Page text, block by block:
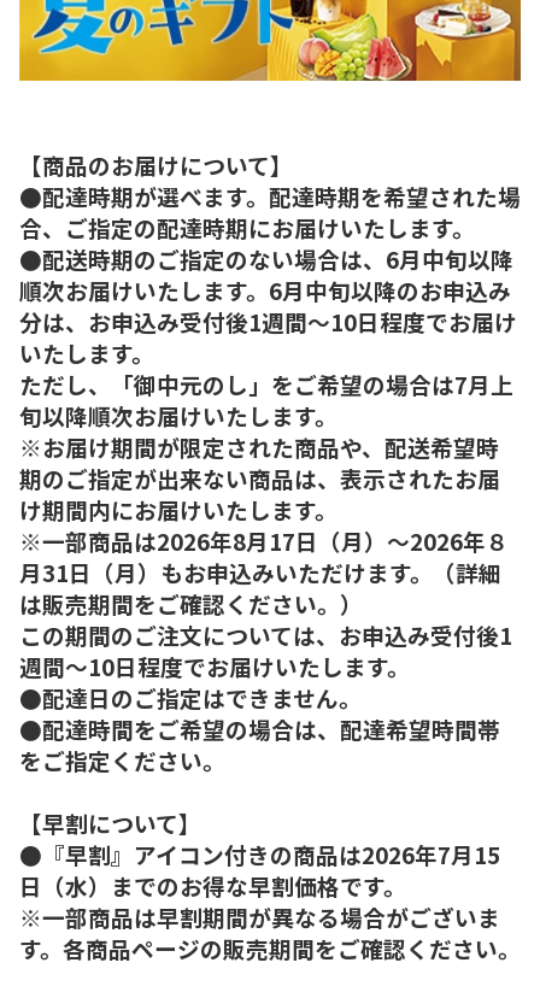
【商品のお届けについて】
●配達時期が選べます。配達時期を希望された場
合、ご指定の配達時期にお届けいたします。
●配送時期のご指定のない場合は、6月中旬以降
順次お届けいたします。6月中旬以降のお申込み
分は、お申込み受付後1週間～10日程度でお届け
いたします。
ただし、「御中元のし」をご希望の場合は7月上
旬以降順次お届けいたします。
※お届け期間が限定された商品や、配送希望時
期のご指定が出来ない商品は、表示されたお届
け期間内にお届けいたします。
※一部商品は2026年8月17日（月）～2026年８
月31日（月）もお申込みいただけます。（詳細
は販売期間をご確認ください。）
この期間のご注文については、お申込み受付後1
週間～10日程度でお届けいたします。
●配達日のご指定はできません。
●配達時間をご希望の場合は、配達希望時間帯
をご指定ください。
【早割について】
●『早割』アイコン付きの商品は2026年7月15
日（水）までのお得な早割価格です。
※一部商品は早割期間が異なる場合がございま
す。各商品ページの販売期間をご確認ください。